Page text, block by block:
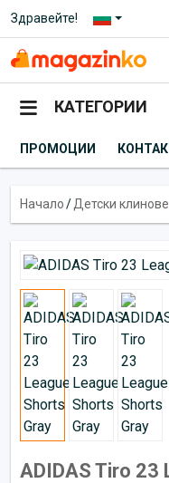
Здравейте!
КАТЕГОРИИ
ПРОМОЦИИ
Начало/Детски клинове
ADIDAS Tiro 23